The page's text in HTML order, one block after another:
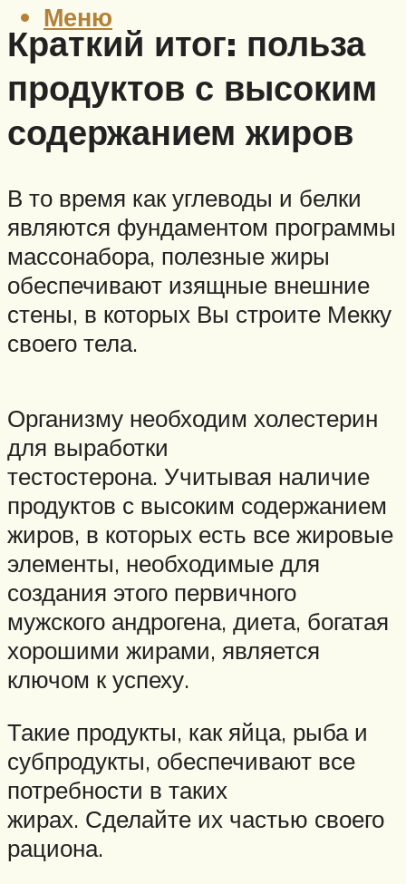
Меню
Краткий итог: польза
продуктов с высоким
содержанием жиров
В то время как углеводы и белки
являются фундаментом программы
массонабора, полезные жиры
обеспечивают изящные внешние
стены, в которых Вы строите Мекку
своего тела.
Организму необходим холестерин
для выработки
тестостерона. Учитывая наличие
продуктов с высоким содержанием
жиров, в которых есть все жировые
элементы, необходимые для
создания этого первичного
мужского андрогена, диета, богатая
хорошими жирами, является
ключом к успеху.
Такие продукты, как яйца, рыба и
субпродукты, обеспечивают все
потребности в таких
жирах. Сделайте их частью своего
рациона.